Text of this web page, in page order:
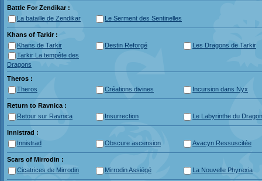
Battle For Zendikar :
La bataille de Zendikar
Le Serment des Sentinelles
Khans of Tarkir :
Khans de Tarkir
Destin Reforgé
Les Dragons de Tarkir
Tarkir La tempête des
Dragons
Theros :
Theros
Créations divines Incursion dans Nyx
Return to Ravnica :
Retour sur Ravnica
Insurrection Le Labyrinthe du Dragon
Innistrad :
Innistrad
Obscure ascension Avacyn Ressuscitée
Scars of Mirrodin :
Cicatrices de Mirrodin
Mirrodin Assiégé La Nouvelle Phyrexia